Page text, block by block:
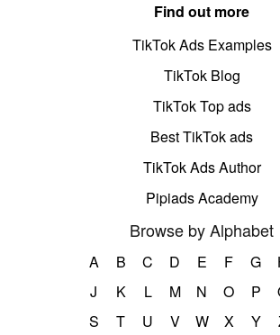
Find out more
TikTok Ads Examples
TikTok Blog
TikTok Top ads
Best TikTok ads
TikTok Ads Author
Pipiads Academy
Browse by Alphabet
A B C D E F G
J
K L M N O P
S
T U V W X Y